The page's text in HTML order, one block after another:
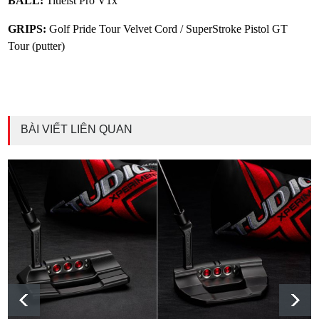
GRIPS: Golf Pride Tour Velvet Cord / SuperStroke Pistol GT
Tour (putter)
BÀI VIẾT LIÊN QUAN